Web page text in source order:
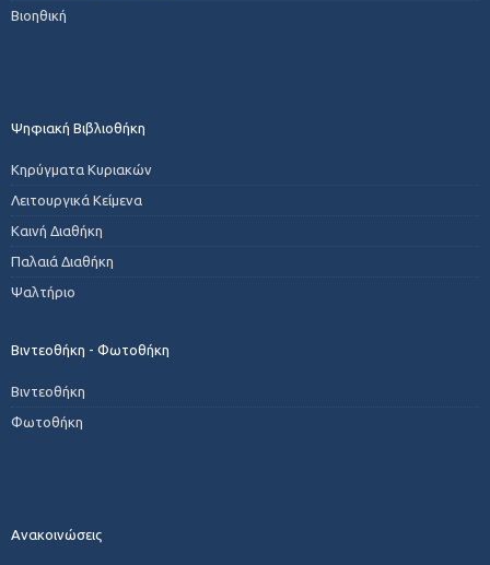
Βιοηθική
Ψηφιακή Βιβλιοθήκη
Κηρύγματα Κυριακών
Λειτουργικά Κείμενα
Καινή Διαθήκη
Παλαιά Διαθήκη
Ψαλτήριο
Βιντεοθήκη - Φωτοθήκη
Βιντεοθήκη
Φωτοθήκη
Ανακοινώσεις